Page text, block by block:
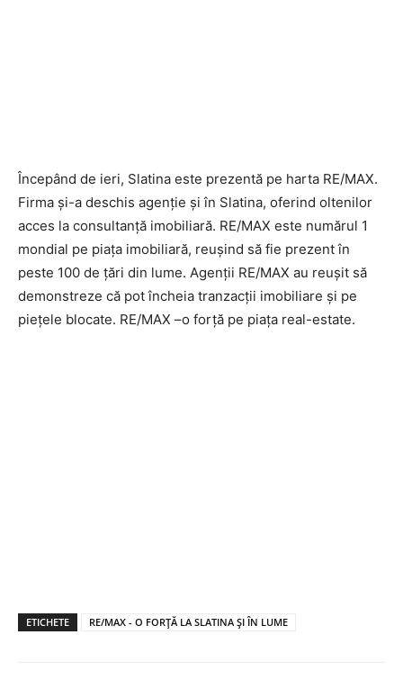
Începând de ieri, Slatina este prezentă pe harta RE/MAX.
Firma și-a deschis agenție și în Slatina, oferind oltenilor
acces la consultanță imobiliară. RE/MAX este numărul 1
mondial pe piața imobiliară, reușind să fie prezent în
peste 100 de țări din lume. Agenții RE/MAX au reușit să
demonstreze că pot încheia tranzacții imobiliare și pe
piețele blocate. RE/MAX –o forță pe piața real-estate.
ETICHETE RE/MAX - O FORȚĂ LA SLATINA ȘI ÎN LUME